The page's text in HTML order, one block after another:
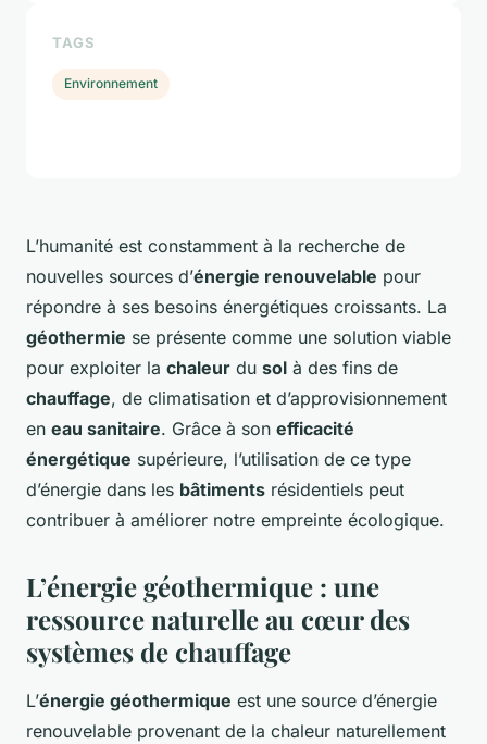
L’humanité est constamment à la recherche de
nouvelles sources d’énergie renouvelable pour
répondre à ses besoins énergétiques croissants. La
géothermie se présente comme une solution viable
pour exploiter la chaleur du sol à des fins de
chauffage, de climatisation et d’approvisionnement
en eau sanitaire. Grâce à son efficacité
énergétique supérieure, l’utilisation de ce type
d’énergie dans les bâtiments résidentiels peut
contribuer à améliorer notre empreinte écologique.
L’énergie géothermique : une
ressource naturelle au cœur des
systèmes de chauffage
L’énergie géothermique est une source d’énergie
renouvelable provenant de la chaleur naturellement
TAGS
Environnement